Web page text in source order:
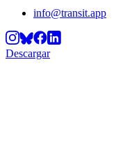
info@transit.app
Descargar